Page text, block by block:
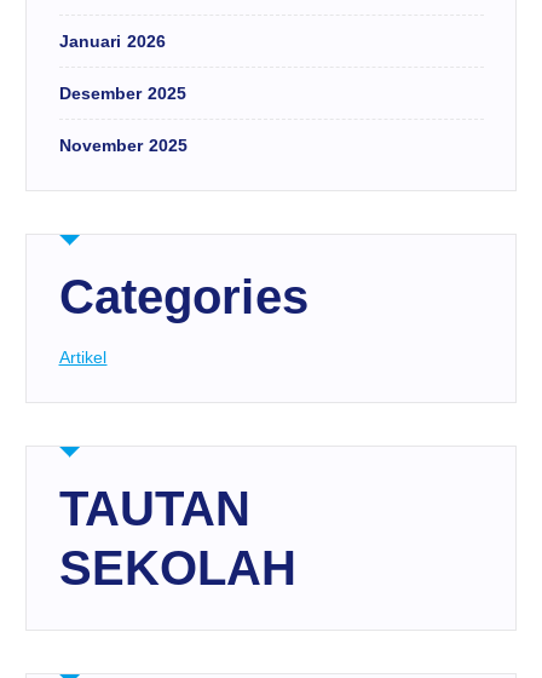
Januari 2026
Desember 2025
November 2025
Categories
Artikel
TAUTAN
SEKOLAH